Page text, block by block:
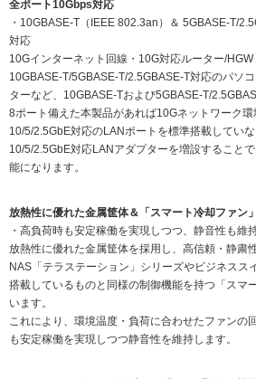
全ポート10Gbps対応
・10GBASE-T（IEEE 802.3an）＆ 5GBASE-T/
対応
10Gインターネット回線・10G対応ルーター/HGW
10GBASE-T/5GBASE-T/2.5GBASE-T対応のパソ
ターなど、10GBASE-Tおよび5GBASE-T/
8ポート備えた本製品があれば10Gネットワーク環
10/5/2.5GbE対応のLANポートを標準搭載していな
10/5/2.5GbE対応LANアダプターを増設すること
能になります。
放熱性に優れた金属筐体＆「スマート冷却ファン」
・高負荷時も安定稼働を実現しつつ、静音性も維
放熱性に優れた金属筐体を採用し、高信頼・静粛
NAS「テラステーション」シリーズやビジネスス
搭載しているものと同様の制御機能を持つ「スマ
います。
これにより、環境温度・負荷に合わせたファンの
も安定稼働を実現しつつ静音性を維持します。